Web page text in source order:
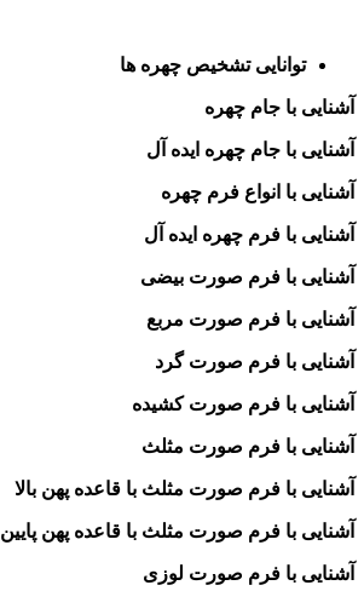
توانایی تشخیص چهره ها
آشنایی با جام چهره
آشنایی با جام چهره ایده آل
آشنایی با انواع فرم چهره
آشنایی با فرم چهره ایده آل
آشنایی با فرم صورت بیضی
آشنایی با فرم صورت مربع
آشنایی با فرم صورت گرد
آشنایی با فرم صورت کشیده
آشنایی با فرم صورت مثلث
آشنایی با فرم صورت مثلث با قاعده پهن بالا
آشنایی با فرم صورت مثلث با قاعده پهن پایین
آشنایی با فرم صورت لوزی